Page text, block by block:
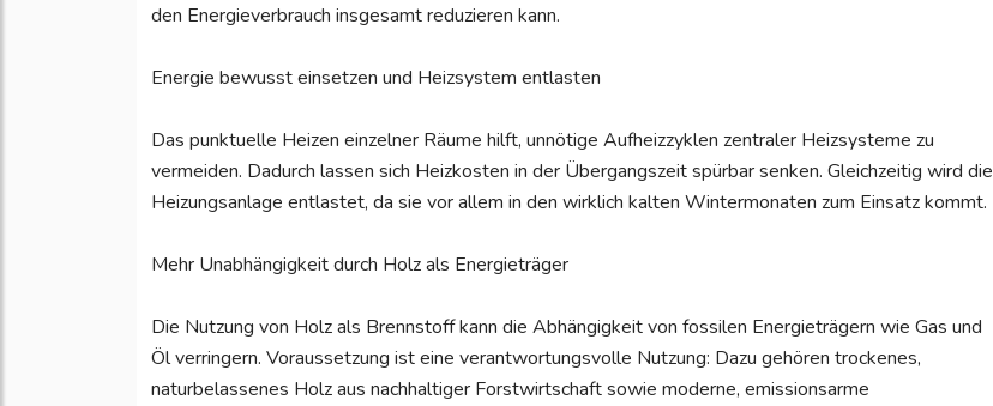
den Energieverbrauch insgesamt reduzieren kann.
Energie bewusst einsetzen und Heizsystem entlasten
Das punktuelle Heizen einzelner Räume hilft, unnötige Aufheizzyklen zentraler Heizsysteme zu
vermeiden. Dadurch lassen sich Heizkosten in der Übergangszeit spürbar senken. Gleichzeitig wird die
Heizungsanlage entlastet, da sie vor allem in den wirklich kalten Wintermonaten zum Einsatz kommt.
Mehr Unabhängigkeit durch Holz als Energieträger
Die Nutzung von Holz als Brennstoff kann die Abhängigkeit von fossilen Energieträgern wie Gas und
Öl verringern. Voraussetzung ist eine verantwortungsvolle Nutzung: Dazu gehören trockenes,
naturbelassenes Holz aus nachhaltiger Forstwirtschaft sowie moderne, emissionsarme